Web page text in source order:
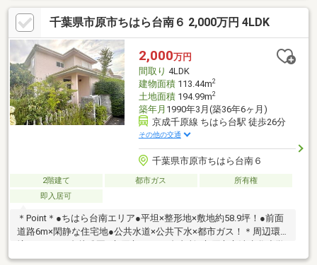
心長持ち。■寒い季節も快適な床暖房つき！■現況空家につき即時
引渡し可能！ご都合に合わせていつでもご内覧いただけます。
□JR外房線「鎌取」駅 徒歩24分。バス停（徒歩3分）乗車9分のア
クセス。■コンビニ至近で買い物に便利！千葉南警察署も近く、
安心。 □遊歩道入口まで徒歩圏内！日々の散策やジョギングに嬉
しい立地です。
千葉県市原市ちはら台南６ 2,000万円 4LDK
2,000万円
間取り 4LDK
建物面積113.44m2
土地面積194.99m2
築年月 1990年3月(築36年6ヶ月)
京成千原線 ちはら台駅 徒歩26分
その他の交通
千葉県市原市ちはら台南６
2階建て 都市ガス
所有権
即入居可
＊Point＊●ちはら台南エリア●平坦×整形地×敷地約58.9坪！●前面
道路6m×閑静な住宅地●公共水道×公共下水×都市ガス！＊周辺環
境＊●ちはら台幼稚園●市原市 ちはら台支所●市原市立清水谷小学
校●せんどう ちはら台店ご見学時には他の気になる物件なども一